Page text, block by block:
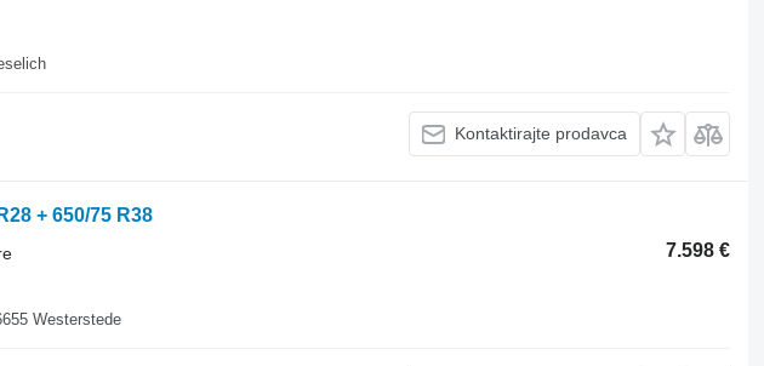
Kontaktirajte prodavca
+ 650/75 R38
7.598 €
Westerstede